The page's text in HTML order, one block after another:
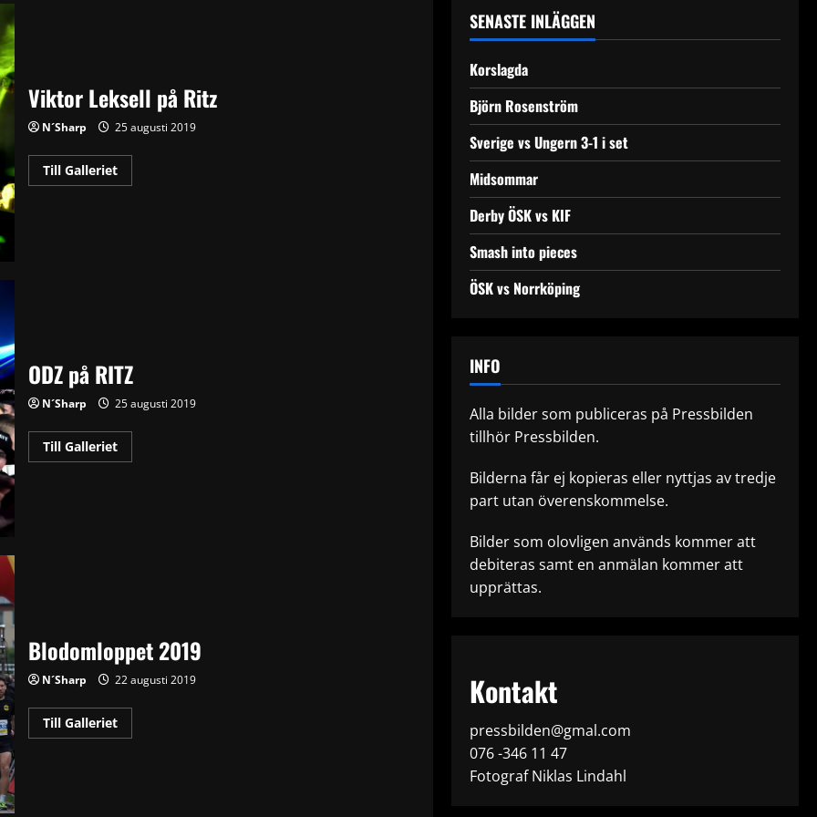
Viktor Leksell på Ritz
N´Sharp 25 augusti 2019
Till GallerietRead
more
ODZ på RITZ
N´Sharp 25 augusti 2019
Till GallerietRead
more
Blodomloppet 2019
N´Sharp 22 augusti 2019
Till GallerietRead
more
SENASTE INLÄGGEN
Korslagda
Björn Rosenström
Sverige vs Ungern 3-1 i set
Midsommar
Derby ÖSK vs KIF
Smash into pieces
ÖSK vs Norrköping
INFO
Alla bilder som publiceras på Pressbilden
tillhör Pressbilden.
Bilderna får ej kopieras eller nyttjas av tredje
part utan överenskommelse.
Bilder som olovligen används kommer att
debiteras samt en anmälan kommer att
upprättas.
Kontakt
pressbilden@gmal.com
076 -346 11 47
Fotograf Niklas Lindahl